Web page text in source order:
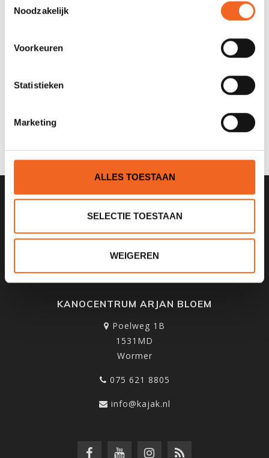
Noodzakelijk
Voorkeuren
Statistieken
Marketing
ALLES TOESTAAN
SELECTIE TOESTAAN
WEIGEREN
SCHRIJF JE IN VOOR ONZE
KANOCENTRUM ARJAN BLOEM
Poelweg 1B
1531MD
Wormer
075 621 8805
info@kajak.nl